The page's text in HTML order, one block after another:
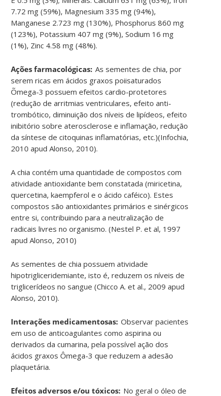
7.72 mg (59%), Magnesium 335 mg (94%),
Manganese 2.723 mg (130%), Phosphorus 860 mg
(123%), Potassium 407 mg (9%), Sodium 16 mg
(1%), Zinc 4.58 mg (48%).
Ações farmacológicas: As sementes de chia, por
serem ricas em ácidos graxos poiisaturados
Õmega-3 possuem efeitos cardio-protetores
(redução de arritmias ventriculares, efeito anti-
trombótico, diminuição dos níveis de lipídeos, efeito
inibitório sobre aterosclerose e inflamação, redução
da síntese de citoquinas inflamatórias, etc.)(Infochia,
2010 apud Alonso, 2010).
A chia contém uma quantidade de compostos com
atividade antioxidante bem constatada (miricetina,
quercetina, kaempferol e o ácido caféico). Estes
compostos são antioxidantes primários e sinérgicos
entre si, contribuindo para a neutralização de
radicais livres no organismo. (Nestel P. et al, 1997
apud Alonso, 2010)
As sementes de chia possuem atividade
hipotrigliceridemiante, isto é, reduzem os níveis de
triglicerídeos no sangue (Chicco A. et al., 2009 apud
Alonso, 2010).
Interações medicamentosas: Observar pacientes
em uso de anticoagulantes como aspirina ou
derivados da cumarina, pela possível ação dos
ácidos graxos Ômega-3 que reduzem a adesão
plaquetária.
Efeitos adversos e/ou tóxicos: No geral o óleo de